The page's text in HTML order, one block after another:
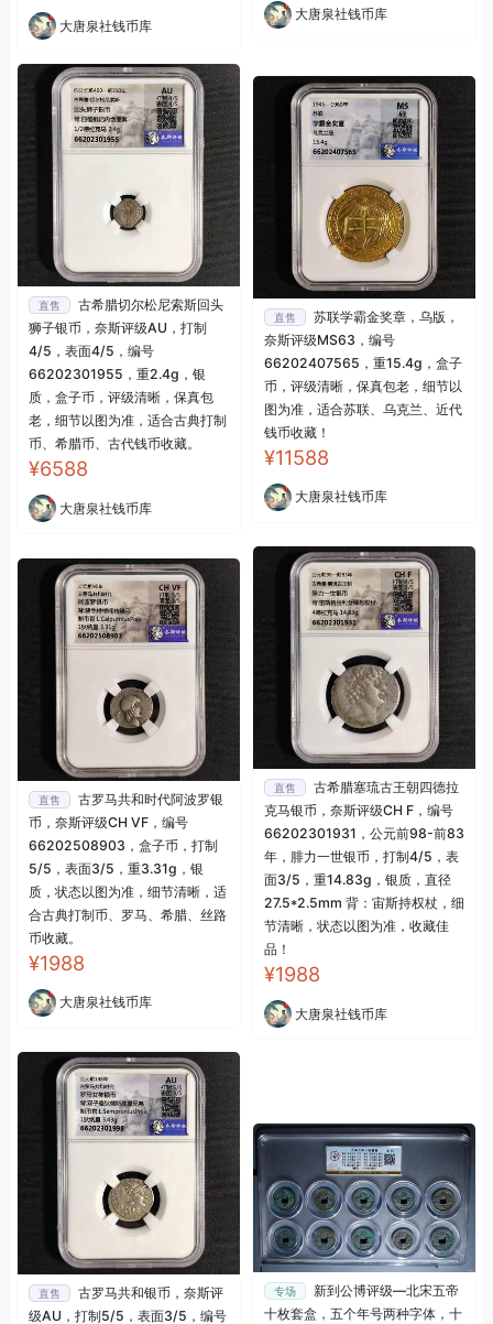
大唐泉社钱币库
大唐泉社钱币库
直售
古希腊切尔松尼索斯回头
狮子银币，奈斯评级AU，打制
4/5，表面4/5，编号
66202301955，重2.4g，银
质，盒子币，评级清晰，保真包
老，细节以图为准，适合古典打制
币、希腊币、古代钱币收藏。
¥6588
大唐泉社钱币库
直售
苏联学霸金奖章，乌版，
奈斯评级MS63，编号
66202407565，重15.4g，盒子
币，评级清晰，保真包老，细节以
图为准，适合苏联、乌克兰、近代
钱币收藏！
¥11588
大唐泉社钱币库
直售
古罗马共和时代阿波罗银
币，奈斯评级CH VF，编号
66202508903，盒子币，打制
5/5，表面3/5，重3.31g，银
质，状态以图为准，细节清晰，适
合古典打制币、罗马、希腊、丝路
币收藏。
¥1988
大唐泉社钱币库
直售
古希腊塞琉古王朝四德拉
克马银币，奈斯评级CH F，编号
66202301931，公元前98-前83
年，腓力一世银币，打制4/5，表
面3/5，重14.83g，银质，直径
27.5*2.5mm 背：宙斯持权杖，细
节清晰，状态以图为准，收藏佳
品！
¥1988
大唐泉社钱币库
直售
古罗马共和银币，奈斯评
级AU，打制5/5，表面3/5，编号
专场
新到公博评级—北宋五帝
十枚套盒，五个年号两种字体，十